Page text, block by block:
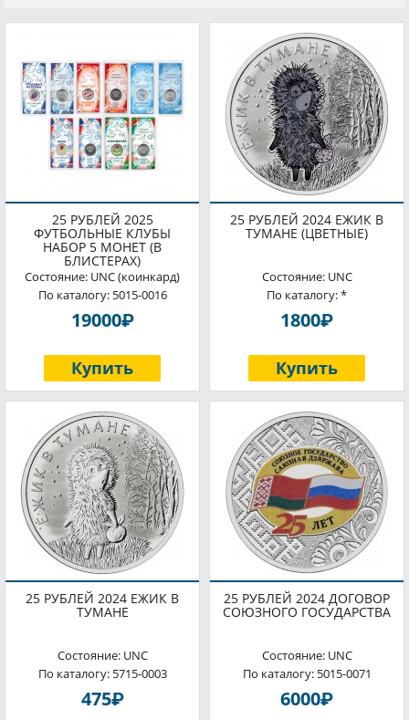
25 РУБЛЕЙ 2025
ФУТБОЛЬНЫЕ КЛУБЫ
НАБОР 5 МОНЕТ (В
БЛИСТЕРАХ)
Состояние: UNC (коинкард)
По каталогу: 5015-0016
19000P
Купить
25 РУБЛЕЙ 2024 ЕЖИК В
ТУМАНЕ (ЦВЕТНЫЕ)
Состояние: UNC
По каталогу: *
1800P
Купить
25 РУБЛЕЙ 2024 ЕЖИК В
ТУМАНЕ
Состояние: UNC
По каталогу: 5715-0003
475P
25 РУБЛЕЙ 2024 ДОГОВОР
СОЮЗНОГО ГОСУДАРСТВА
Состояние: UNC
По каталогу: 5015-0071
6000P